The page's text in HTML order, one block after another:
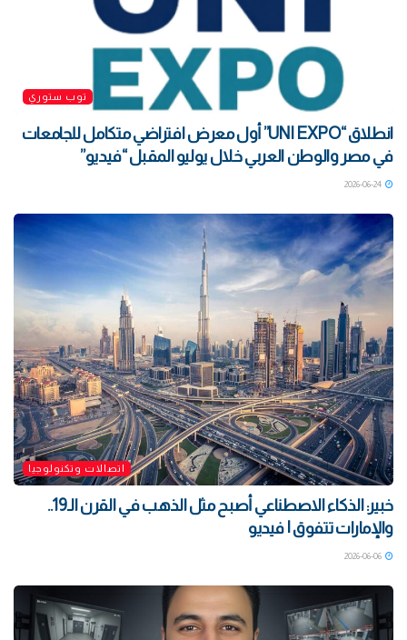
توب ستوري
انطلاق “UNI EXPO” أول معرض افتراضي متكامل للجامعات
في مصر والوطن العربي خلال يوليو المقبل “فيديو”
اتصالات وتكنولوجيا
خبير: الذكاء الاصطناعي أصبح مثل الذهب في القرن الـ19..
والإمارات تتفوق | فيديو